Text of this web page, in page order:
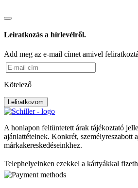
Leiratkozás a hírlevélről.
Add meg az e-mail címet amivel
Kötelező
Leliratkozom
A honlapon feltüntetett árak tájékoztató
ajánlattételnek. Konkrét, személyreszabott
márkakereskedéseinkhez.
Telephelyeinken ezekkel a kártyákkal